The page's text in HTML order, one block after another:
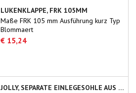
LUKENKLAPPE, FRK 105MM
Maße FRK 105 mm Ausführung kurz Typ
Blommaert
€ 15,24
JOLLY, SEPARATE EINLEGESOHLE AUS KORK